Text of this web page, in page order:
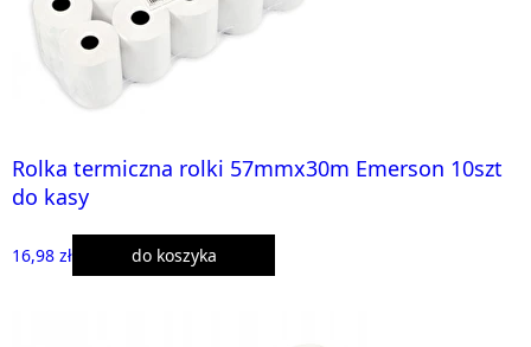
Rolka termiczna rolki 57mmx30m Emerson 10szt
do kasy
16,98 zł do koszyka